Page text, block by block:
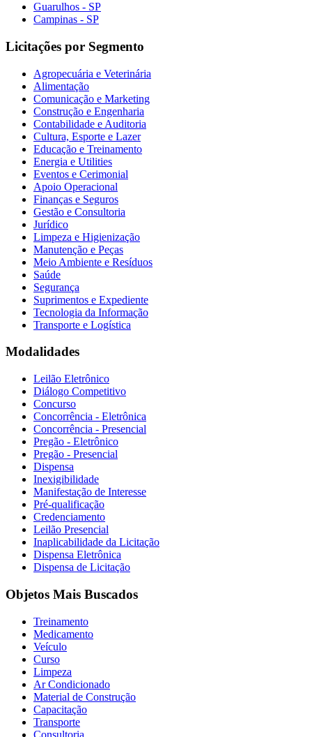
Guarulhos - SP
Campinas - SP
Licitações por Segmento
Agropecuária e Veterinária
Alimentação
Comunicação e Marketing
Construção e Engenharia
Contabilidade e Auditoria
Cultura, Esporte e Lazer
Educação e Treinamento
Energia e Utilities
Eventos e Cerimonial
Apoio Operacional
Finanças e Seguros
Gestão e Consultoria
Jurídico
Limpeza e Higienização
Manutenção e Peças
Meio Ambiente e Resíduos
Saúde
Segurança
Suprimentos e Expediente
Tecnologia da Informação
Transporte e Logística
Modalidades
Leilão Eletrônico
Diálogo Competitivo
Concurso
Concorrência - Eletrônica
Concorrência - Presencial
Pregão - Eletrônico
Pregão - Presencial
Dispensa
Inexigibilidade
Manifestação de Interesse
Pré-qualificação
Credenciamento
Leilão Presencial
Inaplicabilidade da Licitação
Dispensa Eletrônica
Dispensa de Licitação
Objetos Mais Buscados
Treinamento
Medicamento
Veículo
Curso
Limpeza
Ar Condicionado
Material de Construção
Capacitação
Transporte
Consultoria